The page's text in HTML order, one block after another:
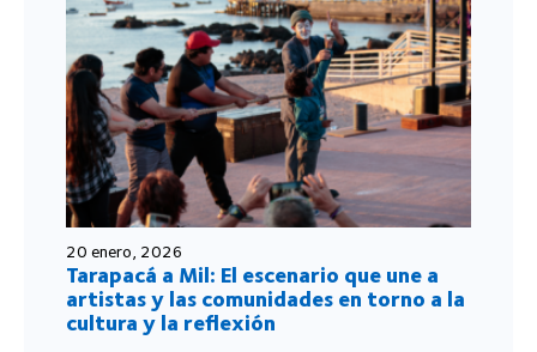
20 enero, 2026
Tarapacá a Mil: El escenario que une a
artistas y las comunidades en torno a la
cultura y la reflexión